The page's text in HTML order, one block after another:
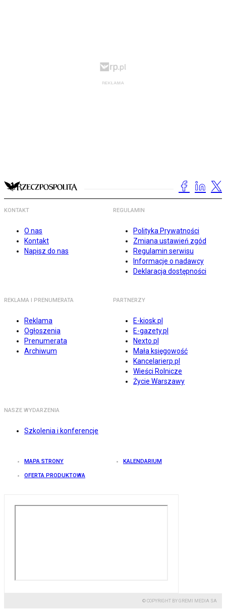
KONTAKT
O nas
Kontakt
Napisz do nas
REGULAMIN
Polityka Prywatności
Zmiana ustawień zgód
Regulamin serwisu
Informacje o nadawcy
Deklaracja dostępności
REKLAMA I PRENUMERATA
Reklama
Ogłoszenia
Prenumerata
Archiwum
PARTNERZY
E-kiosk.pl
E-gazety.pl
Nexto.pl
Mała księgowość
Kancelarierp.pl
Wieści Rolnicze
Życie Warszawy
NASZE WYDARZENIA
Szkolenia i konferencje
MAPA STRONY KALENDARIUM
OFERTA PRODUKTOWA
© COPYRIGHT BY GREMI MEDIA SA